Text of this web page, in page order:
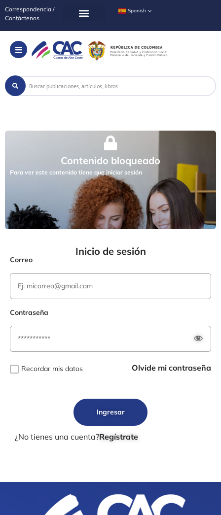
Correspondencia /
Contáctenos
Spanish
Contenido bloqueado
Para ver este contenido tiene que iniciar sesión
Inicio de sesión
Correo
Contraseña
Recordar mis datos Olvide mi contraseña
Ingresar
¿No tienes una cuenta?Regístrate